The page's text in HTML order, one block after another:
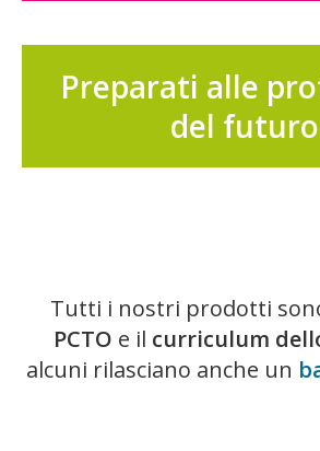
Preparati alle
del futuro
Tutti i nostri prodotti
PCTO e il curriculum
alcuni rilasciano anche un